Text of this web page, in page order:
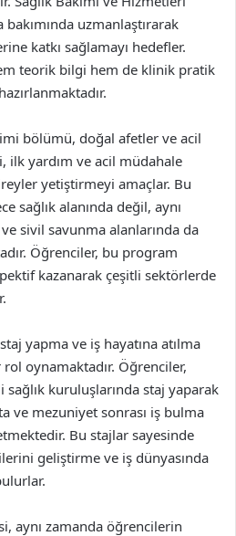
uzmanlaştırarak
katkı sağlamayı hedefler.
teorik bilgi hem de klinik pratik
bölümü, doğal afetler ve acil
yardım ve acil müdahale
yetiştirmeyi amaçlar. Bu
sağlık alanında değil, aynı
sivil savunma alanlarında da
Öğrenciler, bu program
kazanarak çeşitli sektörlerde
yapma ve iş hayatına atılma
oynamaktadır. Öğrenciler,
kuruluşlarında staj yaparak
ve mezuniyet sonrası iş bulma
Bu stajlar sayesinde
geliştirme ve iş dünyasında
aynı zamanda öğrencilerin